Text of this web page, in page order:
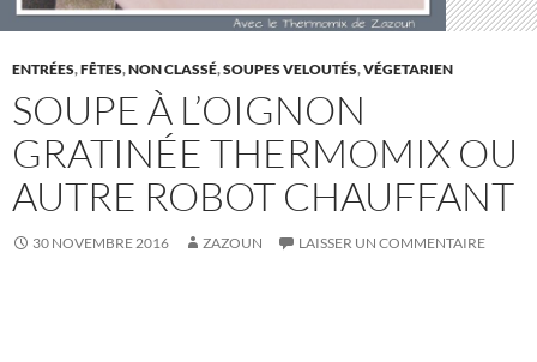
ENTRÉES,FÊTES,NON CLASSÉ,SOUPES VELOUTÉS,VÉGETARIEN
SOUPE À L’OIGNON
GRATINÉE THERMOMIX OU
AUTRE ROBOT CHAUFFANT
30 NOVEMBRE 2016 ZAZOUN LAISSER UN COMMENTAIRE